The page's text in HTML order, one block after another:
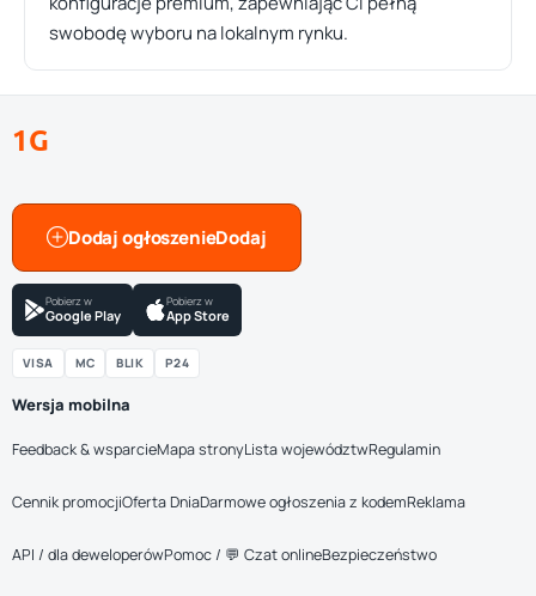
swobodę wyboru na lokalnym rynku.
1G
Dodaj ogłoszenie
Pobierz w
Google Play
Pobierz w
App Store
VISA MC BLIK P24
Wersja mobilna
Feedback & wsparcieMapa stronyLista województwRegulamin
Cennik promocjiOferta DniaDarmowe ogłoszenia z kodemReklama
API / dla deweloperówPomoc / 💬 Czat onlineBezpieczeństwo